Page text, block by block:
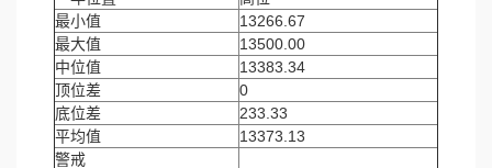
最小值
13266.67
最大值
13500.00
中位值
13383.34
顶位差
0
底位差
233.33
平均值
13373.13
警戒